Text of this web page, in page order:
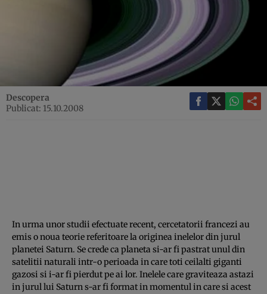
Descopera
Publicat: 15.10.2008
In urma unor studii efectuate recent, cercetatorii francezi au
emis o noua teorie referitoare la originea inelelor din jurul
planetei Saturn. Se crede ca planeta si-ar fi pastrat unul din
satelitii naturali intr-o perioada in care toti ceilalti giganti
gazosi si i-ar fi pierdut pe ai lor. Inelele care graviteaza astazi
in jurul lui Saturn s-ar fi format in momentul in care si acest